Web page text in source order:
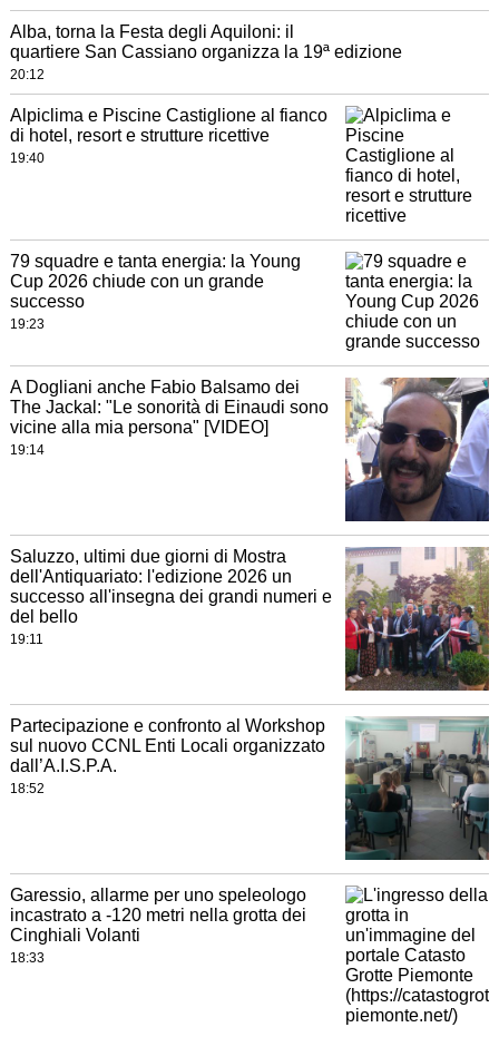
Alba, torna la Festa degli Aquiloni: il
quartiere San Cassiano organizza la 19ª edizione
20:12
Alpiclima e Piscine Castiglione al fianco
di hotel, resort e strutture ricettive
19:40
79 squadre e tanta energia: la Young
Cup 2026 chiude con un grande
successo
19:23
A Dogliani anche Fabio Balsamo dei
The Jackal: "Le sonorità di Einaudi sono
vicine alla mia persona" [VIDEO]
19:14
Saluzzo, ultimi due giorni di Mostra
dell'Antiquariato: l'edizione 2026 un
successo all'insegna dei grandi numeri e
del bello
19:11
Partecipazione e confronto al Workshop
sul nuovo CCNL Enti Locali organizzato
dall’A.I.S.P.A.
18:52
Garessio, allarme per uno speleologo
incastrato a -120 metri nella grotta dei
Cinghiali Volanti
18:33